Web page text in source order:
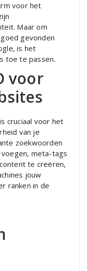
voor het
Maar om
gevonden
is het
toe te passen.
voor
cruciaal voor het
van je
zoekwoorden
meta-tags
te creëren,
jouw
ranken in de